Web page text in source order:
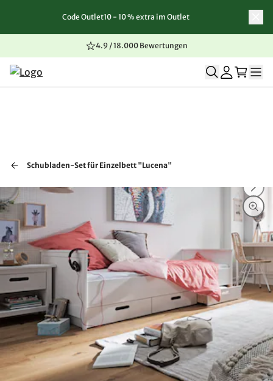
Zum Inhalt springen
Zur Navigation springen
Zum Seitenende springen
Code Outlet10 - 10 % extra im Outlet
4.9 / 18.000 Bewertungen
Schubladen-Set für Einzelbett "Lucena"